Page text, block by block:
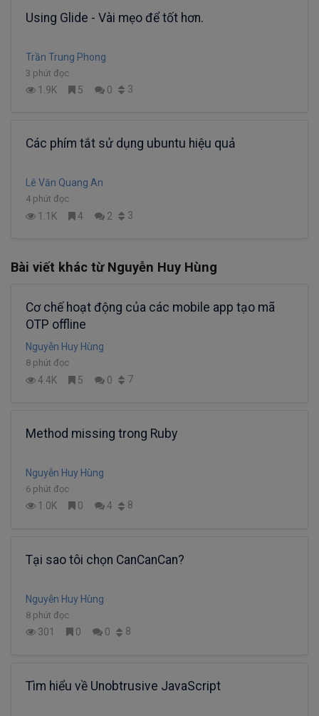
Using Glide - Vài mẹo để tốt hơn.
Trần Trung Phong
3 phút đọc
1.9K 5 0 3
Các phím tắt sử dụng ubuntu hiệu quả
Lê Văn Quang An
4 phút đọc
1.1K 4 2 3
Bài viết khác từ Nguyễn Huy Hùng
Cơ chế hoạt động của các mobile app tạo mã
OTP offline
Nguyễn Huy Hùng
8 phút đọc
4.4K 5 0 7
Method missing trong Ruby
Nguyễn Huy Hùng
6 phút đọc
1.0K 0 4 8
Tại sao tôi chọn CanCanCan?
Nguyễn Huy Hùng
8 phút đọc
301 0 0 8
Tìm hiểu về Unobtrusive JavaScript